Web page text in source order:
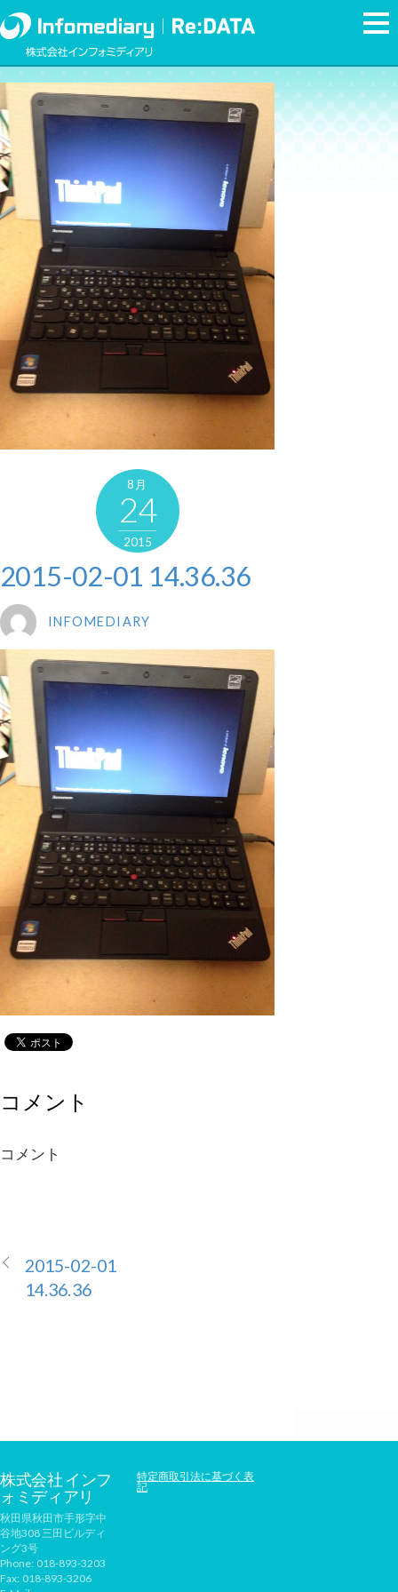
8月
24
2015
2015-02-01 14.36.36
INFOMEDIARY
コメント
コメント
2015-02-01
14.36.36
株式会社 インフ
ォミディアリ
秋田県秋田市手形字中
谷地308 三田ビルディ
ング3号
Phone: 018-893-3203
Fax: 018-893-3206
特定商取引法に基づく表
記